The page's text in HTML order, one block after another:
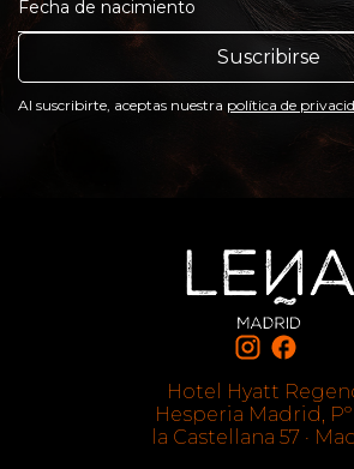
Suscribirse
Al suscribirte, aceptas nuestra política de
Hotel Hyatt
Hesperia Madrid,
la Castellana 57 ·